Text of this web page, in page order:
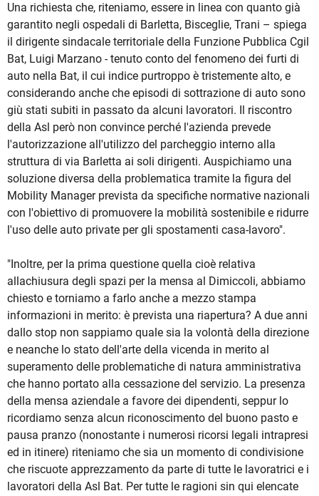
Una richiesta che, riteniamo, essere in linea con quanto già
garantito negli ospedali di Barletta, Bisceglie, Trani – spiega
il dirigente sindacale territoriale della Funzione Pubblica Cgil
Bat, Luigi Marzano - tenuto conto del fenomeno dei furti di
auto nella Bat, il cui indice purtroppo è tristemente alto, e
considerando anche che episodi di sottrazione di auto sono
giù stati subiti in passato da alcuni lavoratori. Il riscontro
della Asl però non convince perché l'azienda prevede
l'autorizzazione all'utilizzo del parcheggio interno alla
struttura di via Barletta ai soli dirigenti. Auspichiamo una
soluzione diversa della problematica tramite la figura del
Mobility Manager prevista da specifiche normative nazionali
con l'obiettivo di promuovere la mobilità sostenibile e ridurre
l'uso delle auto private per gli spostamenti casa-lavoro".
"Inoltre, per la prima questione quella cioè relativa
allachiusura degli spazi per la mensa al Dimiccoli, abbiamo
chiesto e torniamo a farlo anche a mezzo stampa
informazioni in merito: è prevista una riapertura? A due anni
dallo stop non sappiamo quale sia la volontà della direzione
e neanche lo stato dell'arte della vicenda in merito al
superamento delle problematiche di natura amministrativa
che hanno portato alla cessazione del servizio. La presenza
della mensa aziendale a favore dei dipendenti, seppur lo
ricordiamo senza alcun riconoscimento del buono pasto e
pausa pranzo (nonostante i numerosi ricorsi legali intrapresi
ed in itinere) riteniamo che sia un momento di condivisione
che riscuote apprezzamento da parte di tutte le lavoratrici e i
lavoratori della Asl Bat. Per tutte le ragioni sin qui elencate